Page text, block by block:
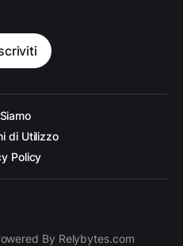
di Utilizzo
Policy
By Relybytes.com